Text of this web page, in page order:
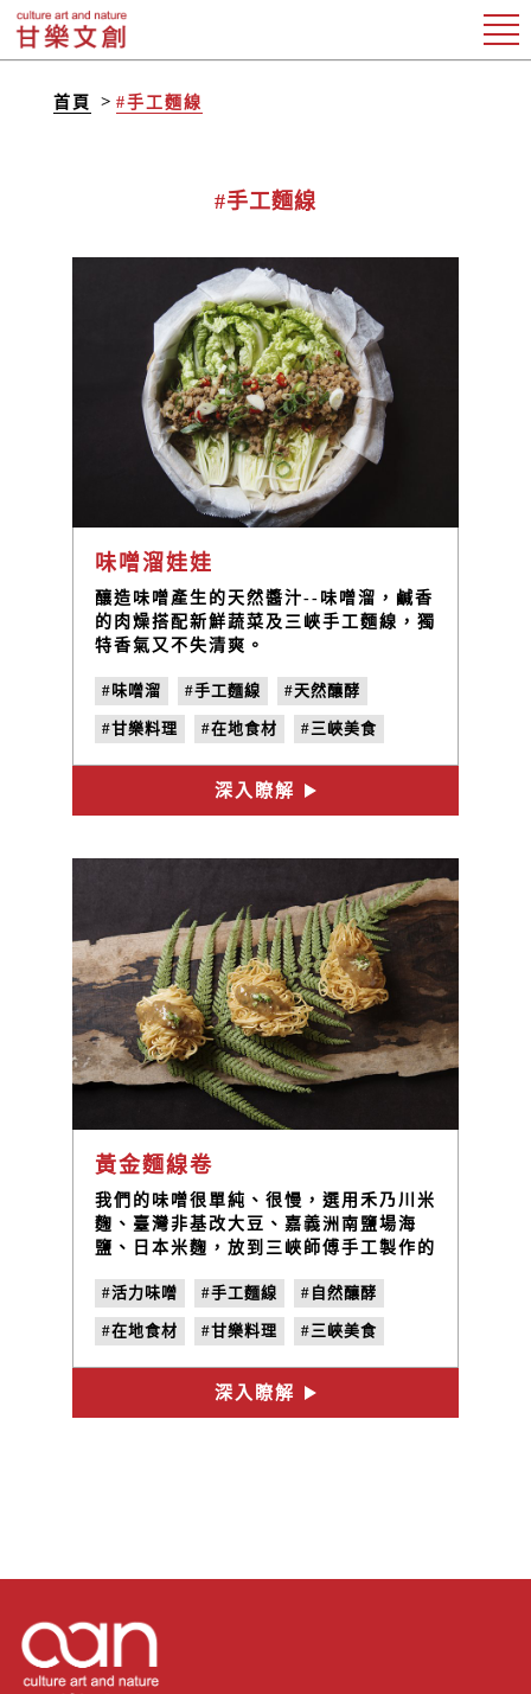
首頁 #手工麵線
#手工麵線
味噌溜娃娃
釀造味噌產生的天然醬汁--味噌溜，鹹香
的肉燥搭配新鮮蔬菜及三峽手工麵線，獨
特香氣又不失清爽。
#味噌溜 #手工麵線 #天然釀酵
#甘樂料理 #在地食材 #三峽美食
深入瞭解
黃金麵線卷
我們的味噌很單純、很慢，選用禾乃川米
麴、臺灣非基改大豆、嘉義洲南鹽場海
鹽、日本米麴，放到三峽師傅手工製作的
封。
#活力味噌 #手工麵線 #自然釀酵
#在地食材 #甘樂料理 #三峽美食
深入瞭解